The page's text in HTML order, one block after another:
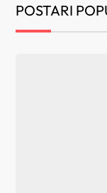
POSTARI